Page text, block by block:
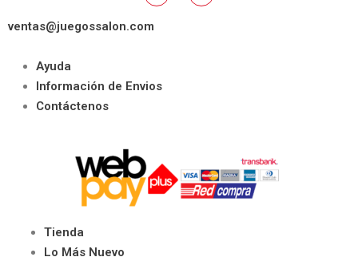
ventas@juegossalon.com
Ayuda
Información de Envios
Contáctenos
Tienda
Lo Más Nuevo